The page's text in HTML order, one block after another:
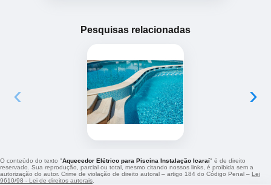
Pesquisas relacionadas
‹ ›
O conteúdo do texto "Aquecedor Elétrico para Piscina Instalação Icaraí" é de direito
reservado. Sua reprodução, parcial ou total, mesmo citando nossos links, é proibida sem a
autorização do autor. Crime de violação de direito autoral – artigo 184 do Código Penal – Lei
9610/98 - Lei de direitos autorais